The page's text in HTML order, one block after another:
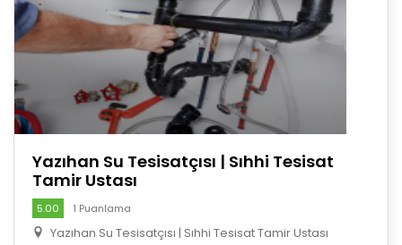
Yazıhan Su Tesisatçısı | Sıhhi Tesisat
Tamir Ustası
5.00 1 Puanlama
Yazıhan Su Tesisatçısı | Sıhhi Tesisat Tamir Ustası